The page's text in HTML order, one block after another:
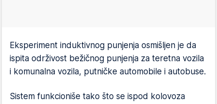
Eksperiment induktivnog punjenja osmišljen je da
ispita održivost bežičnog punjenja za teretna vozila
i komunalna vozila, putničke automobile i autobuse.
Sistem funkcioniše tako što se ispod kolovoza